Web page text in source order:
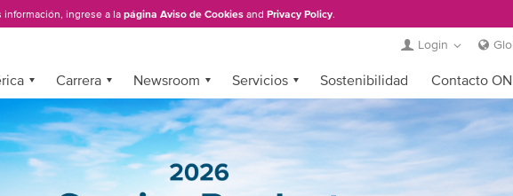
información, ingrese a la página Aviso de Cookies and Privacy Policy.
Login
Carrera Newsroom Servicios Sostenibilidad Contacto